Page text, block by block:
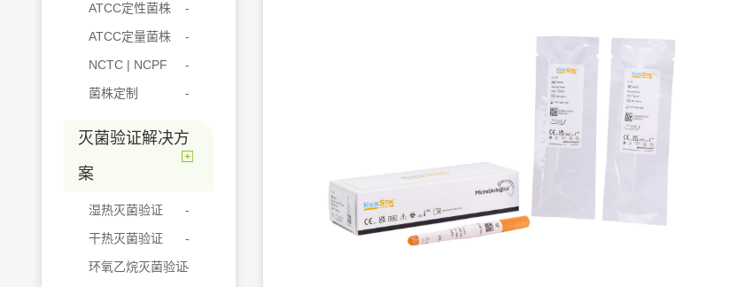
ATCC定性菌株
ATCC定量菌株
NCTC | NCPF
菌株定制
灭菌验证解决方
案
湿热灭菌验证
干热灭菌验证
环氧乙烷灭菌验证